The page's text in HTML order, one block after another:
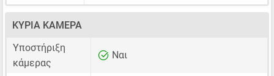
ΚΎΡΙΑ ΚΆΜΕΡΑ
Υποστήριξη
κάμερας
Ναι